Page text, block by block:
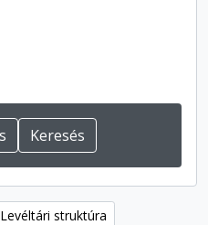
Levéltári struktúra